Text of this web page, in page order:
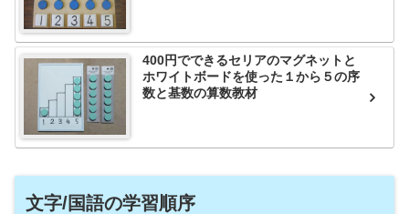
400円でできるセリアのマグネットと
ホワイトボードを使った１から５の序
数と基数の算数教材
文字/国語の学習順序